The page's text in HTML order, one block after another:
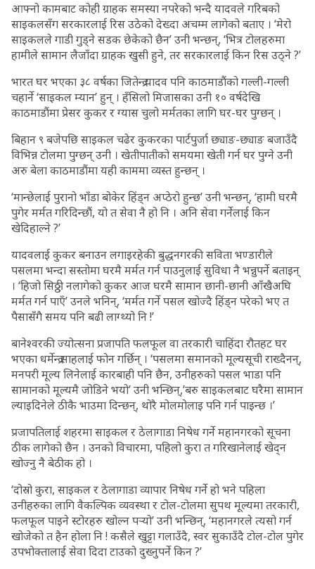
आफ्नो कामबाट कोही ग्राहक समस्या नपरेको भन्दै यादवले गरिबको
साइकलसँग सरकारलाई रिस उठेको देख्दा अचम्म लागेको बताए । ‘मेरो
साइकलले गाडी गुड्ने सडक छेकेको छैन’ उनी भन्छन्, ‘भित्र टोलहरुमा
हामीले सामान लैजाँदा ग्राहक खुसी हुने, तर सरकारलाई किन रिस उठ्ने ?’
भारत घर भएका ३८ वर्षका जितेन्द्र यादव पनि काठमाडौंको गल्ली-गल्ली
चहार्ने ‘साइकल म्यान’ हुन् । हँसिलो मिजासका उनी १० वर्षदेखि
काठमाडौंमा प्रेसर कुकर र ग्यास चुलो मर्मतका लागि घर-घर पुग्छन् ।
बिहान ९ बजेपछि साइकल चढेर कुकरका पार्टपुर्जा छ्याङ-छ्याङ बजाउँदै
विभिन्न टोलमा पुग्छन् उनी । खेतीपातीको समयमा खेती गर्न घर पुग्ने उनी
अरु बेला काठमाडौंमा यही काममा व्यस्त हुन्छन् ।
‘मान्छेलाई पुरानो भाँडा बोकेर हिंड्न अप्ठेरो हुन्छ’ उनी भन्छन्, ‘हामी घरमै
पुगेर मर्मत गरिदिन्छौं, यो त सेवा नै हो नि । अनि सेवा गर्नेलाई किन
खेदिहाल्ने ?’
यादवलाई कुकर बनाउन लगाइरहेकी बुद्धनगरकी सविता भण्डारीले
पसलमा भन्दा सस्तोमा घरमै मर्मत गर्न पाउनुलाई सुविधा नै भन्नुपर्ने बताइन्
। ‘हिजो सिठ्ठी नलागेको कुकर आज घरमै सामान छानी-छानी आँखैअघि
मर्मत गर्न पाएँ’ उनले भनिन्, ‘मर्मत गर्ने पसल खोज्दै हिंड्न परेको भए त
पैसासँगै समय पनि बढी लाग्थ्यो नि !’
बानेश्वरकी ज्योत्सना प्रजापति फलफूल वा तरकारी चाहिंदा रौतहट घर
भएका धर्मेन्द्र साहलाई फोन गर्छिन् । ‘पसलमा समानको मूल्यसूची राख्दैनन्,
मनपरी मूल्य लिनेलाई कारबाही पनि छैन, उनीहरुको पसल भाडा पनि
सामानको मूल्यमै जोडिने भयो’ उनी भन्छिन्,’बरु साइकलबाट घरैमा सामान
ल्याइदिनेले ठीकै भाउमा दिन्छन्, थोरै मोलमोलाइ पनि गर्न पाइन्छ ।’
प्रजापतिलाई शहरमा साइकल र ठेलागाडा निषेध गर्ने महानगरको सूचना
ठीक लागेको छैन । उनको विचारमा, पहिलो कुरा त गरिखानेलाई खेद्न
खोज्नु नै बेठीक हो ।
‘दोस्रो कुरा, साइकल र ठेलागाडा व्यापार निषेध गर्ने हो भने पहिला
उनीहरुका लागि वैकल्पिक व्यवस्था र टोल-टोलमा सुपथ मूल्यमा तरकारी,
फलफूल पाइने स्टोरहरु खोल्न पर्‍यो’ उनी भन्छिन्, ‘महानगरले त्यसो गर्न
खोजेको त हैन होला नि ! कसैले खुट्टा गलाउँदै, स्वर सुकाउँदै टोल-टोल पुगेर
उपभोक्तालाई सेवा दिदा टाउको दुख्नुपर्ने किन ?’